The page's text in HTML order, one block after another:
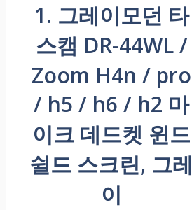
1. 그레이모던 타
스캠 DR-44WL /
Zoom H4n / pro
/ h5 / h6 / h2 마
이크 데드켓 윈드
쉴드 스크린, 그레
이